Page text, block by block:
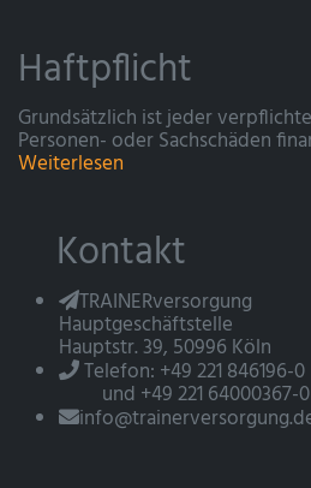
Haftpflicht
Grundsätzlich ist jeder
Personen- oder Sachschäden
Weiterlesen
Kontakt
TRAINERversorgung
Hauptgeschäftstelle
Hauptstr. 39, 50996 Köln
Telefon: +49 221 846196-0
und +49 221 64000367-0